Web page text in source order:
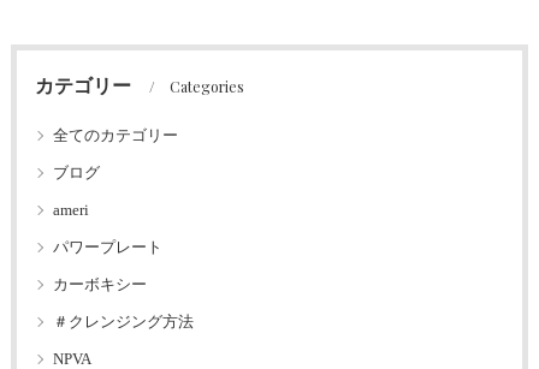
カテゴリー Categories
全てのカテゴリー
ブログ
ameri
パワープレート
カーボキシー
＃クレンジング方法
NPVA